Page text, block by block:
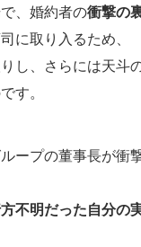
、婚約者の衝撃の
に取り入るため、
し、さらには天斗
す。
ープの董事長が衝
不明だった自分の